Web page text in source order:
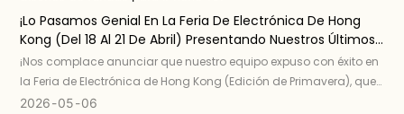
¡Lo Pasamos Genial En La Feria De Electrónica De Hong
Kong (del 18 Al 21 De Abril) Presentando Nuestros Últimos
Diseños De Fundas Para IPhone 18!
¡Nos complace anunciar que nuestro equipo expuso con éxito en
la Feria de Electrónica de Hong Kong (Edición de Primavera), que
tuvo lugar del 18 al 21 de abril en el AsiaWorld-Expo !
2026 05 06